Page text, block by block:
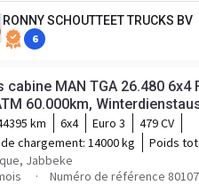
RONNY SCHOUTTEET TRUCKS BV
6
cabine MAN TGA 26.480 6x4
60.000km,
km 6x4 Euro 3
479 CV
chargement: 14000 kg Poids
Jabbeke
Numéro de référence 80107